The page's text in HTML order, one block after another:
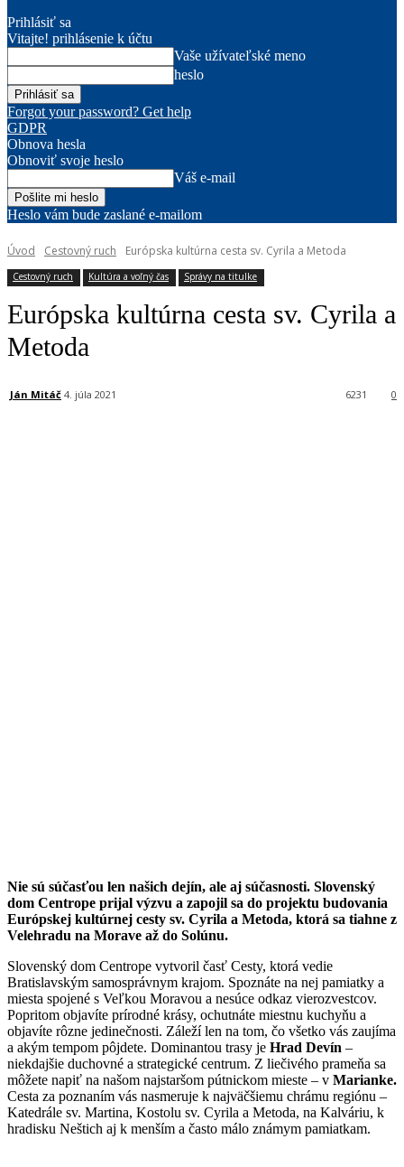
Prihlásiť sa
Vitajte! prihlásenie k účtu
Vaše užívateľské meno
heslo
Forgot your password? Get help
GDPR
Obnova hesla
Obnoviť svoje heslo
Váš e-mail
Heslo vám bude zaslané e-mailom
Úvod Cestovný ruch Európska kultúrna cesta sv. Cyrila a Metoda
Cestovný ruch Kultúra a voľný čas Správy na titulke
Európska kultúrna cesta sv. Cyrila a
Metoda
Ján Mitáč 4. júla 2021 0
6231
Nie sú súčasťou len našich dejín, ale aj súčasnosti. Slovenský
dom Centrope prijal výzvu a zapojil sa do projektu budovania
Európskej kultúrnej cesty sv. Cyrila a Metoda, ktorá sa tiahne z
Velehradu na Morave až do Solúnu.
Slovenský dom Centrope vytvoril časť Cesty, ktorá vedie
Bratislavským samosprávnym krajom. Spoznáte na nej pamiatky a
miesta spojené s Veľkou Moravou a nesúce odkaz vierozvestcov.
Popritom objavíte prírodné krásy, ochutnáte miestnu kuchyňu a
objavíte rôzne jedinečnosti. Záleží len na tom, čo všetko vás zaujíma
a akým tempom pôjdete. Dominantou trasy je Hrad Devín –
niekdajšie duchovné a strategické centrum. Z liečivého prameňa sa
môžete napiť na našom najstaršom pútnickom mieste – v Marianke.
Cesta za poznaním vás nasmeruje k najväčšiemu chrámu regiónu –
Katedrále sv. Martina, Kostolu sv. Cyrila a Metoda, na Kalváriu, k
hradisku Neštich aj k menším a často málo známym pamiatkam.